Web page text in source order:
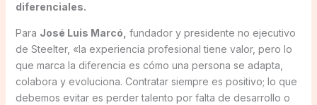
diferenciales.
Para José Luis Marcó, fundador y presidente no ejecutivo
de Steelter, «la experiencia profesional tiene valor, pero lo
que marca la diferencia es cómo una persona se adapta,
colabora y evoluciona. Contratar siempre es positivo; lo que
debemos evitar es perder talento por falta de desarrollo o